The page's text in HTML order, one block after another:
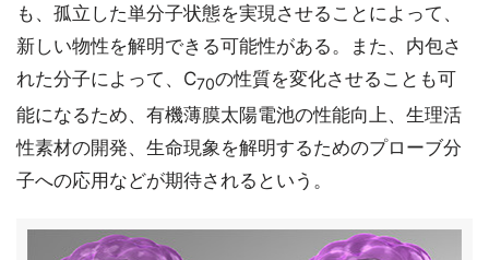
も、孤立した単分子状態を実現させることによって、
新しい物性を解明できる可能性がある。また、内包さ
れた分子によって、C70の性質を変化させることも可
能になるため、有機薄膜太陽電池の性能向上、生理活
性素材の開発、生命現象を解明するためのプローブ分
子への応用などが期待されるという。